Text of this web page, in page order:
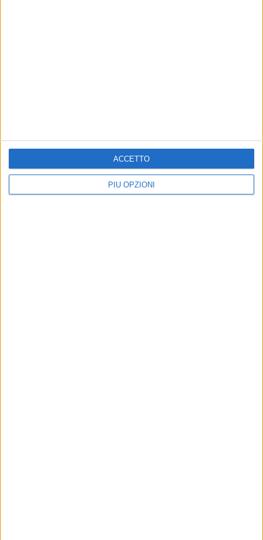
PIÙ OPZIONI
ACCETTO